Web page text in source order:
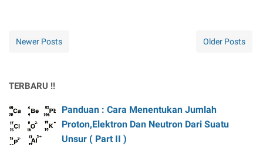
Newer Posts Older Posts
TERBARU !!
Panduan : Cara Menentukan Jumlah
Proton,Elektron Dan Neutron Dari Suatu
Unsur ( Part II )